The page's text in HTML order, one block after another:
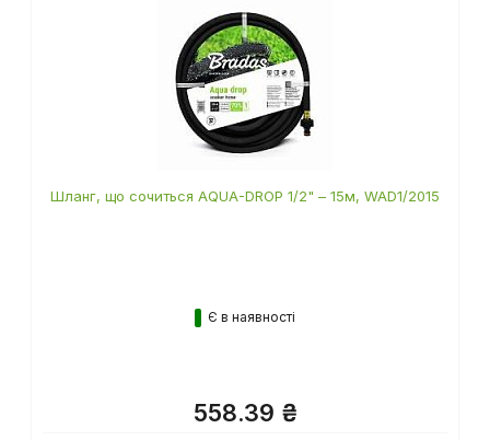
Шланг, що сочиться AQUA-DROP 1/2" – 15м, WAD1/2015
Є в наявності
558.39 ₴